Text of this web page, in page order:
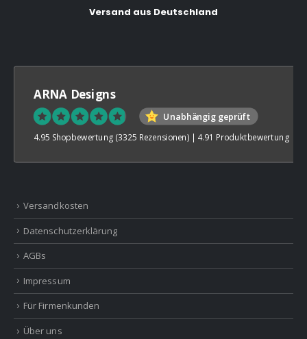
Versand aus Deutschland
ARNA Designs
Unabhängig geprüft
4.95 Shopbewertung (3325 Rezensionen) | 4.91 Produktbewertung
Versandkosten
Datenschutzerklärung
AGBs
Impressum
Für Firmenkunden
Über uns